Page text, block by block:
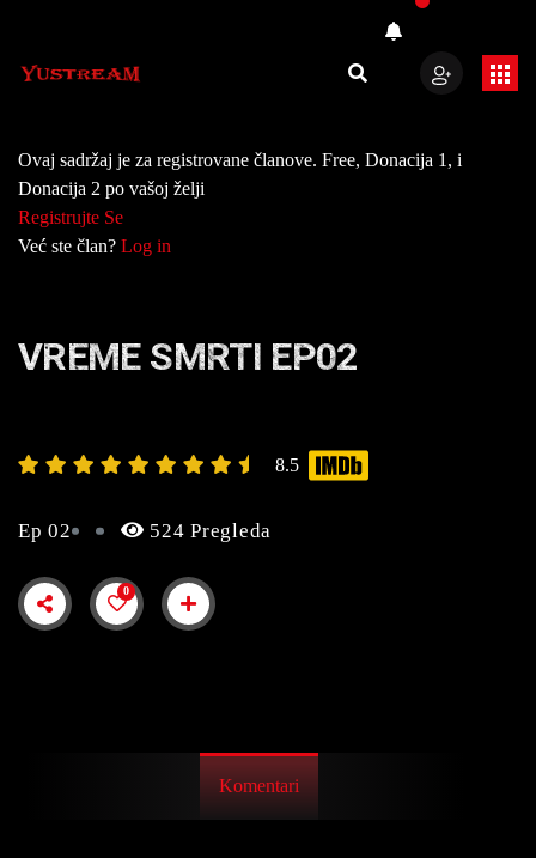
Ovaj sadržaj je za registrovane članove. Free, Donacija 1, i
Donacija 2 po vašoj želji
Registrujte Se
Već ste član? Log in
VREME SMRTI EP02
8.5
Ep 02 524 Pregleda
0
Komentari